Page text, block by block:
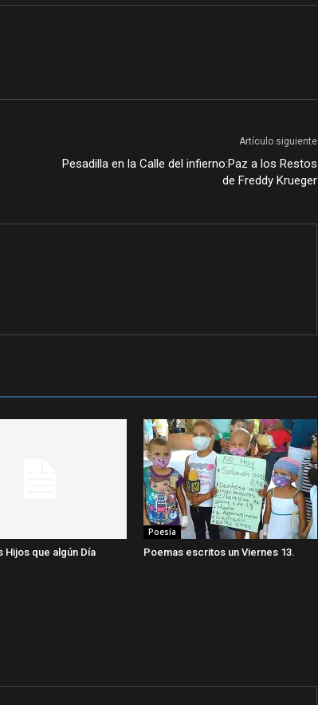
Artículo siguiente
Pesadilla en la Calle del infierno:Paz a los Restos
de Freddy Krueger
Hijos que algún Día
Poesía
Poemas escritos un Viernes 13.